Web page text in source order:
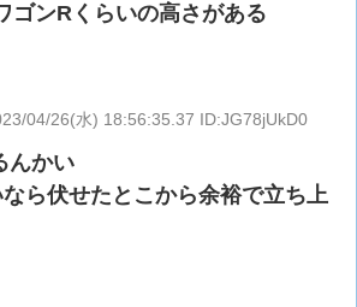
ゴンRくらいの高さがある
04/26(水) 18:56:35.37 ID:JG78jUkD0
んかい
ら伏せたとこから余裕で立ち上